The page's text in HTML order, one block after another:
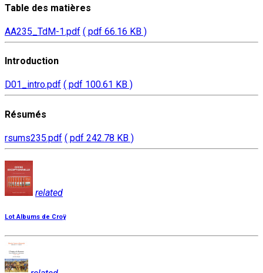
Table des matières
AA235_TdM-1.pdf ( pdf 66.16 KB )
Introduction
D01_intro.pdf ( pdf 100.61 KB )
Résumés
rsums235.pdf ( pdf 242.78 KB )
related
Lot Albums de Croÿ